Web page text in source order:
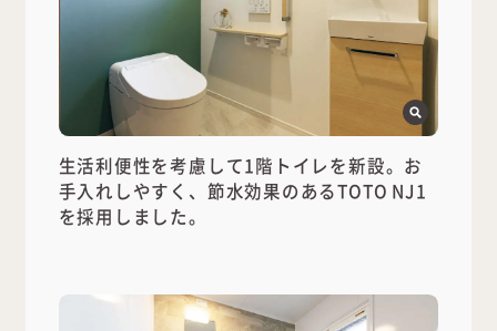
生活利便性を考慮して1階トイレを新設。お
手入れしやすく、節水効果のあるTOTO NJ1
を採用しました。